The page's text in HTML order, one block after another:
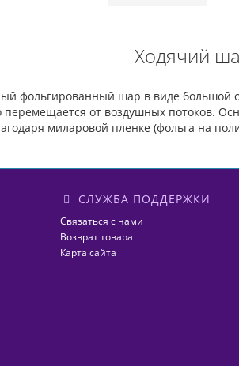
Ходячий
фольгированный шар в виде большой
перемещается от воздушных потоков.
миларовой пленке (фольга на
СЛУЖБА ПОДДЕРЖКИ
Связаться с нами
Возврат товара
Карта сайта